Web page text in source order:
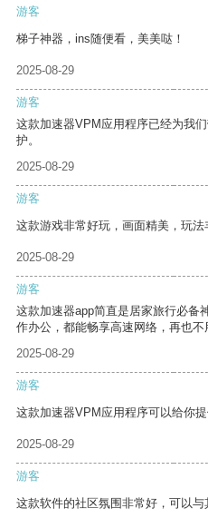
游客
梯子神器，ins随便看，美美哒！
2025-08-29
游客
这款加速器VPM应用程序已经为我
护。
2025-08-29
游客
这款游戏非常好玩，画面精美，玩法
2025-08-29
游客
这款加速器app简直是居家旅行必备
作办公，都能畅享高速网络，再也不
2025-08-29
游客
这款加速器VPM应用程序可以给你
2025-08-29
游客
这款软件的社区氛围非常好，可以与